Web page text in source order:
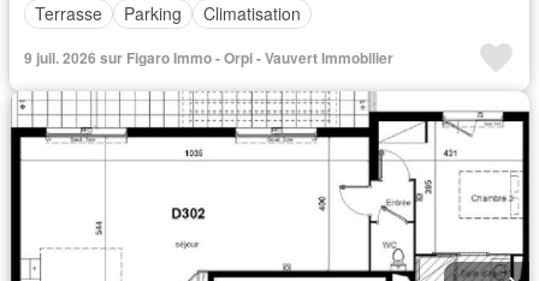
Terrasse
Parking Climatisation
9 juil. 2026 sur Figaro Immo - Orpi - Vauvert Immobilier